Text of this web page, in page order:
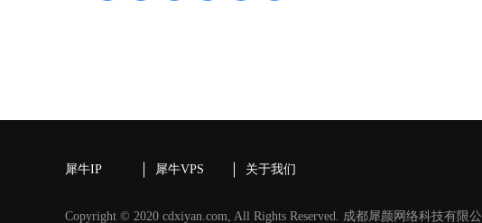
犀牛IP 犀牛VPS 关于我们
Copyright © 2020 cdxiyan.com, All Rights Reserved. 成都犀颜网络科技有限公